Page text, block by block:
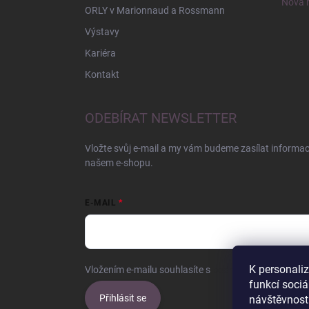
K
funkcí
ORLY v Marionnaud a Rossmann
Výstavy
Kariéra
Kontakt
ODEBÍRAT NEWSLETTER
Vložte svůj e-mail a my vám budeme zasílat
našem e-shopu.
E-MAIL
Vložením e-mailu souhlasíte s podmínkami ochrany
Přihlásit se